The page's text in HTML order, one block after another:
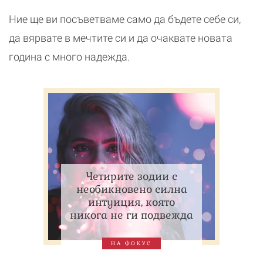
Ние ще ви посъветваме само да бъдете себе си,
да вярвате в мечтите си и да очаквате новата
година с много надежда.
Четирите зодии с
необикновено силна
интуиция, която
никога не ги подвежда
НА ФОКУС